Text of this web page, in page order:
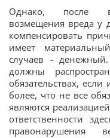
Однако, после
возмещения вреда у
компенсировать
имеет
случаев -
должны
обязательствах,
более, что не все
являются
ответственности